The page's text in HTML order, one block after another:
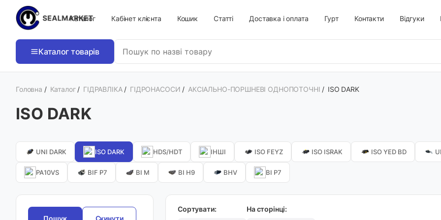
Каталог Кабінет клієнта Кошик Статті Доставка і оплата Гурт Контакти Відгуки
Каталог товарів
Головна / Каталог / ГІДРАВЛІКА / ГІДРОНАСОСИ / АКСІАЛЬНО-ПОРШНЕВІ ОДНОПОТОЧНІ / ISO DARK
ISO DARK
UNI DARK ISO DARK HDS/HDT ІНШІ ISO FEYZ ISO ISRAK ISO YED BD
PA10VS BIF P7 BI M BI H9 BHV BI Р7
Скинути
Сортувати: На сторінці: